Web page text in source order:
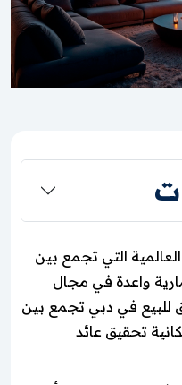
التي تجمع بين
واعدة في مجال
للبيع في دبي تجمع بين
تحقيق عائد